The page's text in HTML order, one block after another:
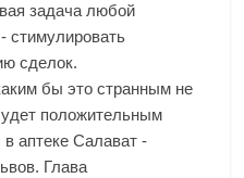
задача любой
стимулировать
сделок.
бы это странным не
положительным
аптеке Салават -
Глава